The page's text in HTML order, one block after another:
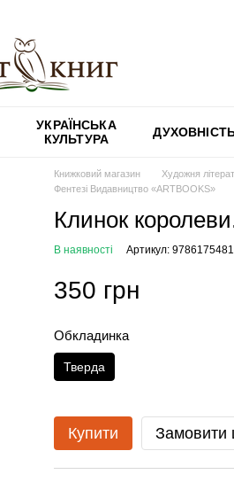
УКРАЇНСЬКА
КУЛЬТУРА
Книжковий магазин Художня
Фентезі Видавництво «ARTBOOKS»
Клинок
В наявності Артикул:
350 грн
Обкладинка
Тверда
Купити Замовити